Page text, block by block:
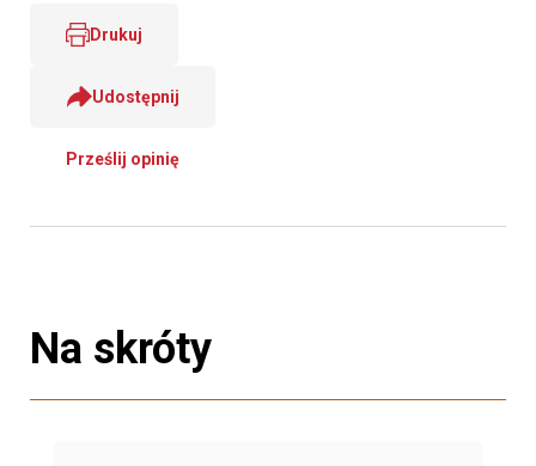
Drukuj
Udostępnij
Prześlij opinię
Na skróty